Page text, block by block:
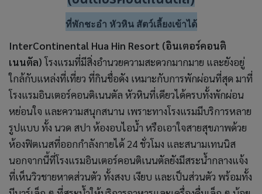
ที่พักชะอำ หัวหิน สัตว์เลี้ยงเข้าได้
InterContinental Hua Hin Resort (อินเตอร์คอนติ
เนนตัล)โรงแรมที่มีสิ่งอำนวยความสะดวกมากมาย และยังอยู่
ใกล้กับแหล่งที่เที่ยว ที่กินชื่อดัง เหมาะกับการพักผ่อนที่สุด มาที่
โรงแรมอินเตอร์คอนติเนนตัล หัวหินที่เดียวได้ครบทั้งพักผ่อน
หย่อนใจ และความสนุกสนาน เพราะทางโรงแรมมีบริการหลาย
รูปแบบ ทั้ง นวด สปา ห้องอบไอน้ำ หรือเอาใจสายสุขภาพด้วย
ห้องฟิตเนสที่ออกกำลังกายได้ 24 ชั่วโมง และสนามเทนนิส
นอกจากนี้ที่โรงแรมอินเตอร์คอนติเนนตัลยังมีสระน้ำกลางแจ้ง
ที่เห็นวิวชายหาดส่วนตัว ทั้งสงบ เงียบ และเป็นส่วนตัว พร้อมทั้ง